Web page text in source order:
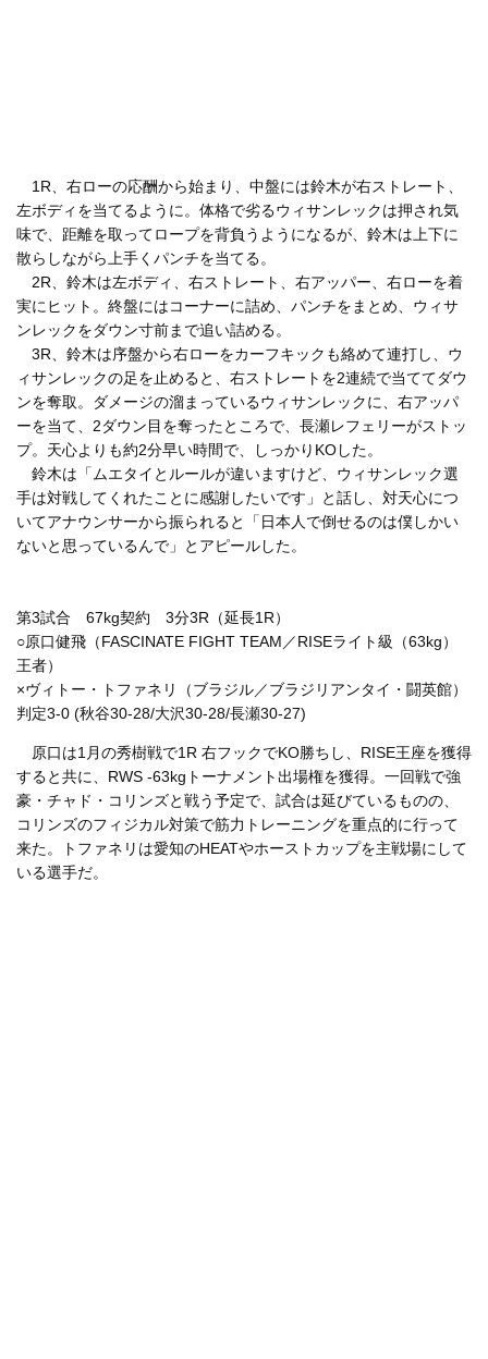
1R、右ローの応酬から始まり、中盤には鈴木が右ストレート、
左ボディを当てるように。体格で劣るウィサンレックは押され気
味で、距離を取ってロープを背負うようになるが、鈴木は上下に
散らしながら上手くパンチを当てる。
2R、鈴木は左ボディ、右ストレート、右アッパー、右ローを着
実にヒット。終盤にはコーナーに詰め、パンチをまとめ、ウィサ
ンレックをダウン寸前まで追い詰める。
3R、鈴木は序盤から右ローをカーフキックも絡めて連打し、ウ
ィサンレックの足を止めると、右ストレートを2連続で当ててダウ
ンを奪取。ダメージの溜まっているウィサンレックに、右アッパ
ーを当て、2ダウン目を奪ったところで、長瀬レフェリーがストッ
プ。天心よりも約2分早い時間で、しっかりKOした。
鈴木は「ムエタイとルールが違いますけど、ウィサンレック選
手は対戦してくれたことに感謝したいです」と話し、対天心につ
いてアナウンサーから振られると「日本人で倒せるのは僕しかい
ないと思っているんで」とアピールした。
第3試合 67kg契約 3分3R（延長1R）
○原口健飛（FASCINATE FIGHT TEAM／RISEライト級（63kg）
王者）
×ヴィトー・トファネリ（ブラジル／ブラジリアンタイ・闘英館）
判定3-0 (秋谷30-28/大沢30-28/長瀬30-27)
原口は1月の秀樹戦で1R 右フックでKO勝ちし、RISE王座を獲得
すると共に、RWS -63kgトーナメント出場権を獲得。一回戦で強
豪・チャド・コリンズと戦う予定で、試合は延びているものの、
コリンズのフィジカル対策で筋力トレーニングを重点的に行って
来た。トファネリは愛知のHEATやホーストカップを主戦場にして
いる選手だ。